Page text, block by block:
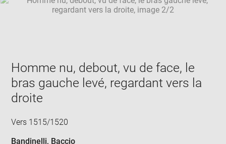
Homme nu, debout, vu de face, le
bras gauche levé, regardant vers la
droite
Vers 1515/1520
Bandinelli, Baccio